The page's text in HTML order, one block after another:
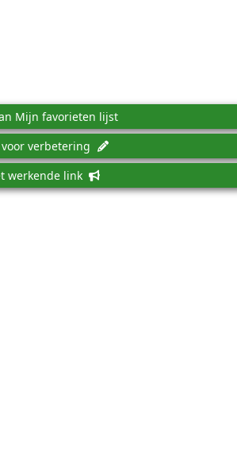
Mijn favorieten lijst
verbetering
werkende link